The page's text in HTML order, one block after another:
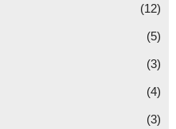
(12)
(5)
(3)
(4)
(3)